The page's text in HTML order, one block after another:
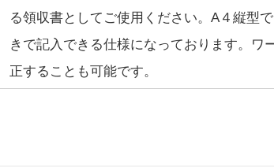
る領収書としてご使用ください。A４縦型
きで記入できる仕様になっております。ワ
正することも可能です。